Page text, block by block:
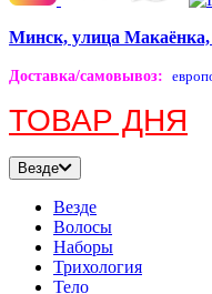
Минск, улица Макаёнка,
Доставка/самовывоз:
ТОВАР ДНЯ
Везде
Везде
Волосы
Наборы
Трихология
Тело